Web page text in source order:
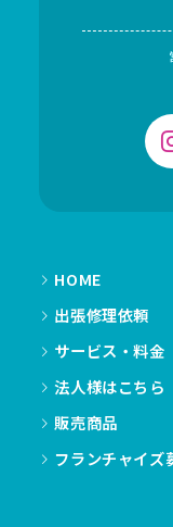
HOME
出張修理依頼
サービス・料金
法人様はこちら
販売商品
フランチャイズ